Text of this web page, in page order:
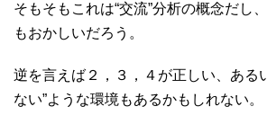
そもそもこれは“交流”分析の概念だし
もおかしいだろう。
逆を言えば２，３，４が正しい、ある
ない”ような環境もあるかもしれない。